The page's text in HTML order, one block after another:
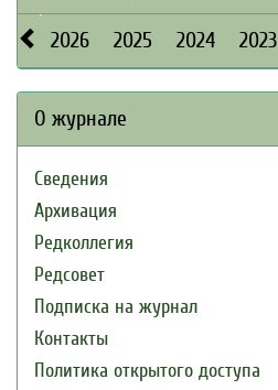
2026 2025 2024 2023
О журнале
Сведения
Архивация
Редколлегия
Редсовет
Подписка на журнал
Контакты
Политика открытого доступа